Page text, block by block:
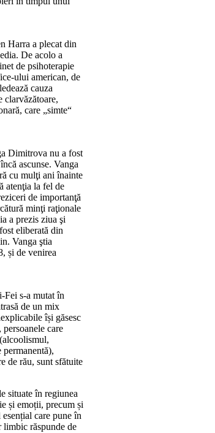
Harra a plecat din
De acolo a
de psihoterapie
ului american, de
cauza
care „simte“
Dimitrova nu a fost
ascunse. Vanga
cu mulţi ani înainte
atenţia la fel de
de importanţă
minţi raţionale
a prezis ziua şi
eliberată din
Vanga ştia
și de venirea
s-a mutat în
de un mix
își găsesc
care
de rău, sunt sfătuite
situate în regiunea
și emoții, precum și
care pune în
răspunde de